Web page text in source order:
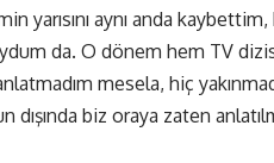
yarısını aynı anda
da. O dönem hem TV
mesela, hiç
biz oraya zaten